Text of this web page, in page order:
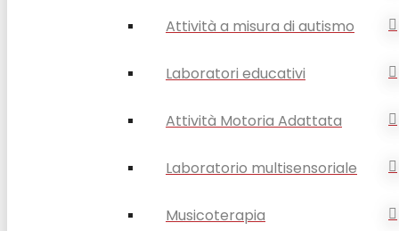
Attività a misura di autismo
Laboratori educativi
Attività Motoria Adattata
Laboratorio multisensoriale
Musicoterapia